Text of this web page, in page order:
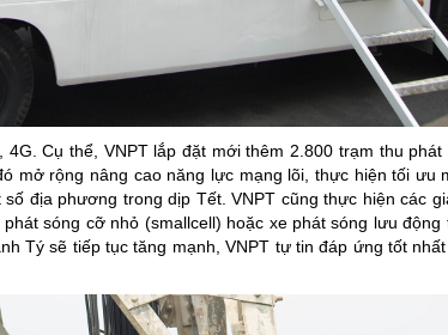
Cụ thể, VNPT lắp đặt mới thêm 2.800 trạm thu
mở rộng nâng cao năng lực mạng lõi, thực hiện tối ưu
địa phương trong dịp Tết. VNPT cũng thực hiện các
sóng cỡ nhỏ (smallcell) hoặc xe phát sóng lưu
sẽ tiếp tục tăng mạnh, VNPT tự tin đáp ứng tốt